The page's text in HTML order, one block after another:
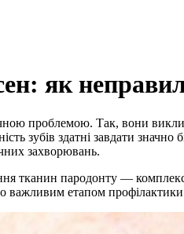
як
проблемою. Так, вони
зубів здатні завдати
захворювань.
тканин пародонту —
важливим етапом